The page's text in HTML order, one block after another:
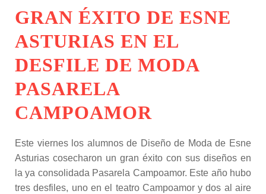
GRAN ÉXITO DE ESNE
ASTURIAS EN EL
DESFILE DE MODA
PASARELA
CAMPOAMOR
Este viernes los alumnos de Diseño de Moda de Esne
Asturias cosecharon un gran éxito con sus diseños en
la ya consolidada Pasarela Campoamor. Este año hubo
tres desfiles, uno en el teatro Campoamor y dos al aire